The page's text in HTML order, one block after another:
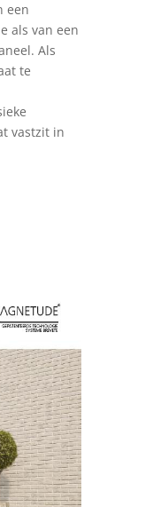
een
als van een
Als
te
vastzit in